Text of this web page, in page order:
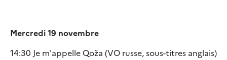
Mercredi 19 novembre
14:30 Je m'appelle Qoža (VO russe, sous-titres anglais)